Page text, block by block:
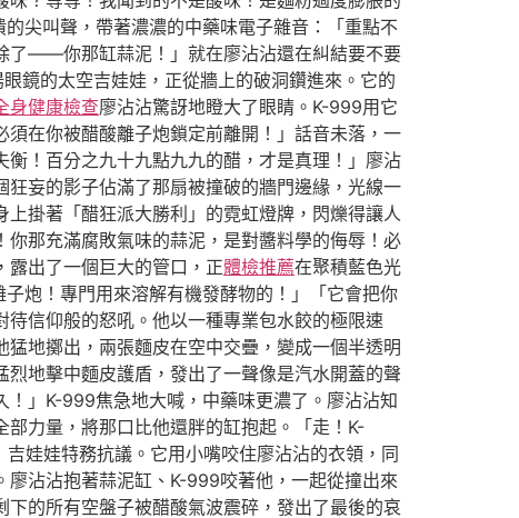
尖叫聲，帶著濃濃的中藥味電子雜音：「重點不
了——你那缸蒜泥！」就在廖沾沾還在糾結要不要
鏡的太空吉娃娃，正從牆上的破洞鑽進來。它的
身健康檢查廖沾沾驚訝地瞪大了眼睛。K-999用它
在你被醋酸離子炮鎖定前離開！」話音未落，一
！百分之九十九點九九的醋，才是真理！」廖沾
妄的影子佔滿了那扇被撞破的牆門邊緣，光線一
掛著「醋狂派大勝利」的霓虹燈牌，閃爍得讓人
那充滿腐敗氣味的蒜泥，是對醬料學的侮辱！必
露出了一個巨大的管口，正體檢推薦在聚積藍色光
炮！專門用來溶解有機發酵物的！」「它會把你
信仰般的怒吼。他以一種專業包水餃的極限速
地擲出，兩張麵皮在空中交疊，變成一個半透明
地擊中麵皮護盾，發出了一聲像是汽水開蓋的聲
」K-999焦急地大喊，中藥味更濃了。廖沾沾知
力量，將那口比他還胖的缸抱起。「走！K-
娃娃特務抗議。它用小嘴咬住廖沾沾的衣領，同
沾沾抱著蒜泥缸、K-999咬著他，一起從撞出來
的所有空盤子被醋酸氣波震碎，發出了最後的哀